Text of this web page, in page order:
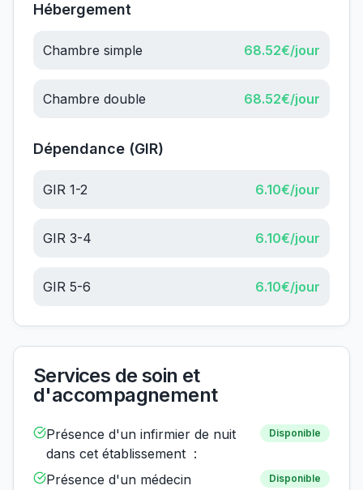
Hébergement
Chambre simple 68.52€/jour
Chambre double 68.52€/jour
Dépendance (GIR)
GIR 1-2 6.10€/jour
GIR 3-4 6.10€/jour
GIR 5-6 6.10€/jour
Services de soin et
d'accompagnement
Présence d'un infirmier de nuit
dans cet établissement :
Disponible
Présence d'un médecin
Disponible